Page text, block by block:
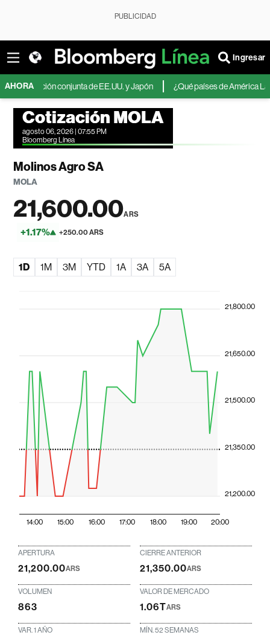
PUBLICIDAD
Ingresar
AHORAconjunta de EE.UU. y Japón ¿Qué países de América Latina
Cotización MOLA
agosto 06, 2026 | 07:55 PM
Bloomberg Línea
Molinos Agro SA
MOLA
21,600.00ARS
+1.17% +250.00 ARS
1D 1M 3M YTD 1A 3A 5A
14:00 15:00 16:00 17:00 18:00 19:00 20:00
21,200.00
21,350.00
21,500.00
21,650.00
21,800.00
APERTURA
21,200.00ARS
CIERRE ANTERIOR
21,350.00ARS
VOLUMEN
863
VALOR DE MERCADO
1.06TARS
VAR. 1 AÑO MÍN. 52 SEMANAS